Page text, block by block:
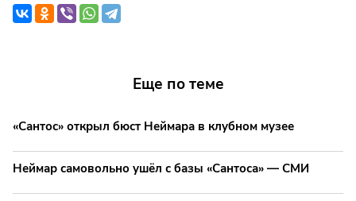
Еще по теме
«Сантос» открыл бюст Неймара в клубном музее
Неймар самовольно ушёл с базы «Сантоса» — СМИ